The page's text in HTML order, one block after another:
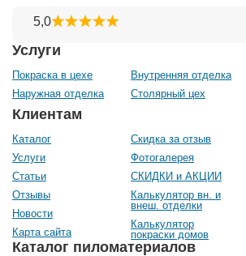
Каталог пиломатериалов
Услуги
Покраска в цехе
Наружная отделка
Внутренняя отделка
Столярный цех
Клиентам
Каталог
Услуги
Статьи
Отзывы
Новости
Карта сайта
Скидка за отзыв
Фотогалерея
СКИДКИ и АКЦИИ
Калькулятор вн. и
внеш. отделки
Калькулятор
покраски домов